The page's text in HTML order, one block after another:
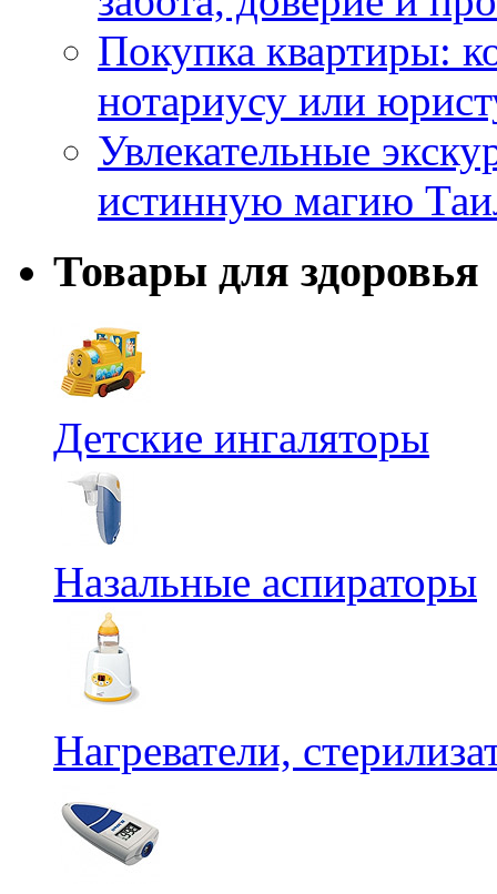
Покупка квартиры:
нотариусу или
Увлекательные
истинную магию
Товары для здоровья
Детские ингаляторы
Назальные аспираторы
Нагреватели,